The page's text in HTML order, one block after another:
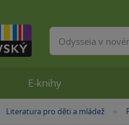
Literatura pro děti a mládež
E-knihy
Vyhledávání